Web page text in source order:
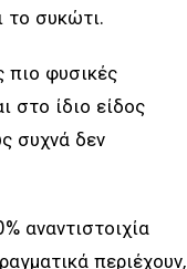
το συκώτι.
φυσικές
στο ίδιο είδος
συχνά δεν
αναντιστοιχία
περιέχουν,